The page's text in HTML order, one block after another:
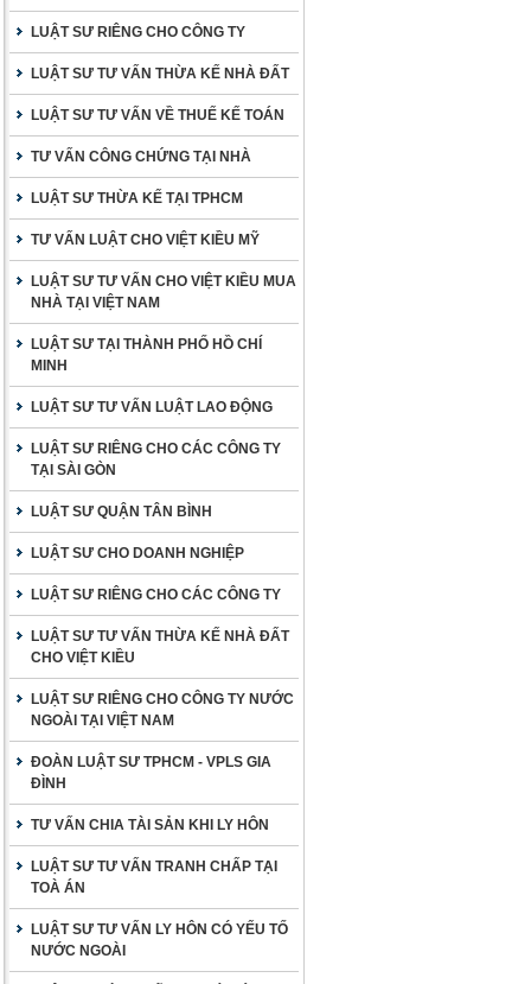
LUẬT SƯ RIÊNG CHO CÔNG TY
LUẬT SƯ TƯ VẤN THỪA KẾ NHÀ ĐẤT
LUẬT SƯ TƯ VẤN VỀ THUẾ KẾ TOÁN
TƯ VẤN CÔNG CHỨNG TẠI NHÀ
LUẬT SƯ THỪA KẾ TẠI TPHCM
TƯ VẤN LUẬT CHO VIỆT KIỀU MỸ
LUẬT SƯ TƯ VẤN CHO VIỆT KIỀU MUA
NHÀ TẠI VIỆT NAM
LUẬT SƯ TẠI THÀNH PHỐ HỒ CHÍ
MINH
LUẬT SƯ TƯ VẤN LUẬT LAO ĐỘNG
LUẬT SƯ RIÊNG CHO CÁC CÔNG TY
TẠI SÀI GÒN
LUẬT SƯ QUẬN TÂN BÌNH
LUẬT SƯ CHO DOANH NGHIỆP
LUẬT SƯ RIÊNG CHO CÁC CÔNG TY
LUẬT SƯ TƯ VẤN THỪA KẾ NHÀ ĐẤT
CHO VIỆT KIỀU
LUẬT SƯ RIÊNG CHO CÔNG TY NƯỚC
NGOÀI TẠI VIỆT NAM
ĐOÀN LUẬT SƯ TPHCM - VPLS GIA
ĐÌNH
TƯ VẤN CHIA TÀI SẢN KHI LY HÔN
LUẬT SƯ TƯ VẤN TRANH CHẤP TẠI
TOÀ ÁN
LUẬT SƯ TƯ VẤN LY HÔN CÓ YẾU TỐ
NƯỚC NGOÀI